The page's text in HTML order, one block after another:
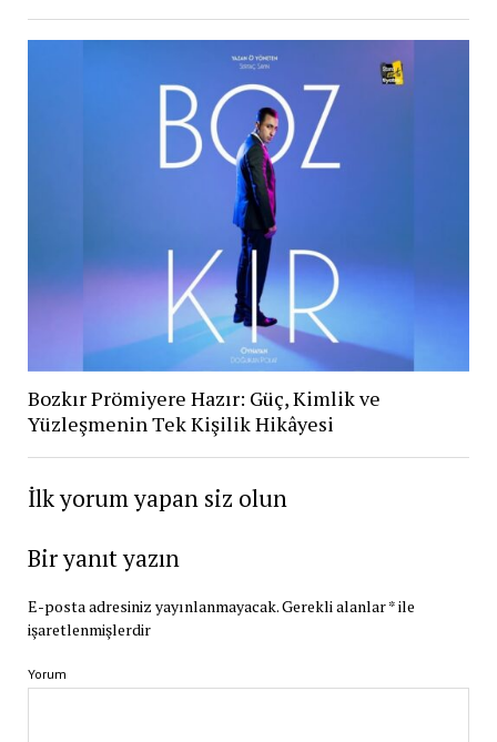
Bozkır Prömiyere Hazır: Güç, Kimlik ve
Yüzleşmenin Tek Kişilik Hikâyesi
İlk yorum yapan siz olun
Bir yanıt yazın
E-posta adresiniz yayınlanmayacak.Gerekli alanlar*ile
işaretlenmişlerdir
Yorum